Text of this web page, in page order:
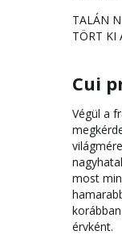
TALÁN
TÖRT KI
Cui
Végül a
most
érvként.